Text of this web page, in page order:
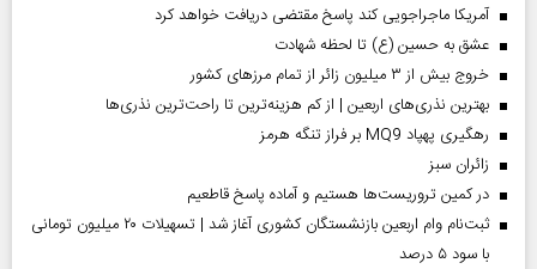
آمریکا ماجراجویی کند پاسخ مقتضی دریافت خواهد کرد
عشق به حسین (ع) تا لحظه شهادت
خروج بیش از ۳ میلیون زائر از تمام مرز‌های کشور
بهترین نذری‌های اربعین | از کم هزینه‌ترین تا راحت‌ترین نذری‌ها
رهگیری پهپاد MQ9 بر فراز تنگه هرمز
‌زائران سبز
در کمین تروریست‌ها هستیم و آماده پاسخ قاطعیم
ثبت‌نام وام اربعین بازنشستگان کشوری آغاز شد | تسهیلات ۲۰ میلیون تومانی
با سود ۵ درصد